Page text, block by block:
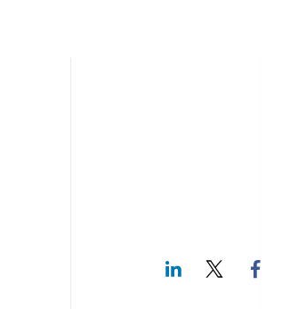
LinkedIn